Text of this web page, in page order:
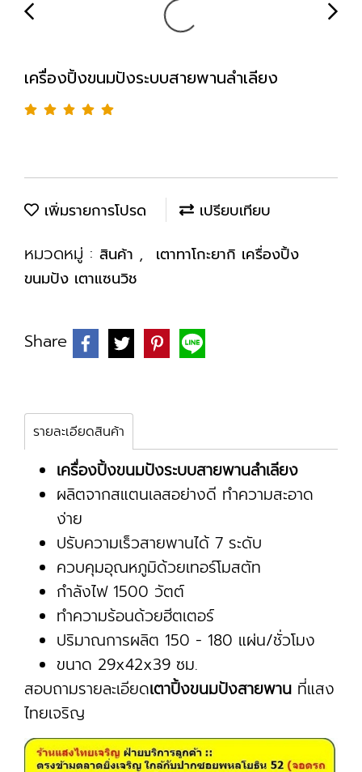
เครื่องปิ้งขนมปังระบบสายพานลำเลียง
เพิ่มรายการโปรด เปรียบเทียบ
หมวดหมู่ : สินค้า ,
เตาทาโกะยากิ เครื่องปิ้ง
ขนมปัง เตาแซนวิช
Share
รายละเอียดสินค้า
เครื่องปิ้งขนมปังระบบสายพานลำเลียง
ผลิตจากสแตนเลสอย่างดี ทำความสะอาด
ง่าย
ปรับความเร็วสายพานได้ 7 ระดับ
ควบคุมอุณหภูมิด้วยเทอร์โมสตัท
กำลังไฟ 1500 วัตต์
ทำความร้อนด้วยฮีตเตอร์
ปริมาณการผลิต 150 - 180 แผ่น/ชั่วโมง
ขนาด 29x42x39 ซม.
สอบถามรายละเอียดเตาปิ้งขนมปังสายพาน ที่แสง
ไทยเจริญ